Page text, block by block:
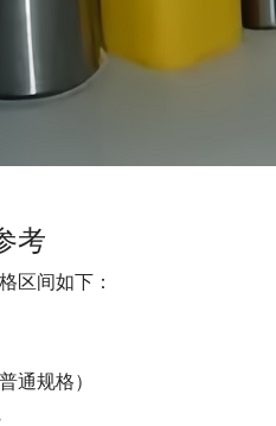
考
区间如下：
通规格）